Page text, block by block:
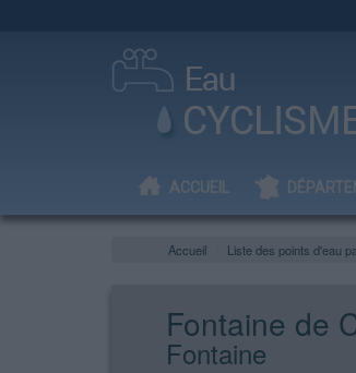
ACCUEIL
Accueil Liste des points d'eau
Fontaine de
Fontaine